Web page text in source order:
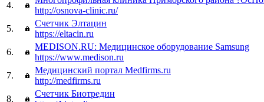
4.
http://osnova-clinic.ru/
5.
Счетчик Элтацин
https://eltacin.ru
6.
MEDISON.RU: Медицинское оборудование Samsung
https://www.medison.ru
7.
Медицинский портал Medfirms.ru
http://medfirms.ru
8.
Счетчик Биотредин